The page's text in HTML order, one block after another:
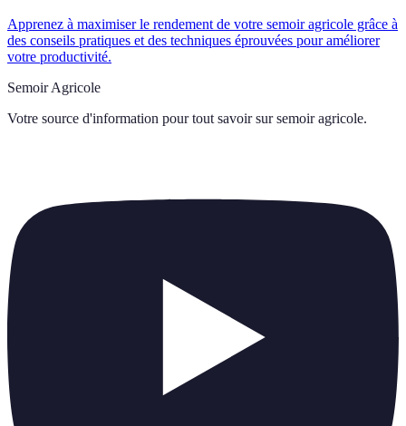
Apprenez à maximiser le rendement de votre semoir agricole grâce à
des conseils pratiques et des techniques éprouvées pour améliorer
votre productivité.
Semoir Agricole
Votre source d'information pour tout savoir sur semoir agricole.